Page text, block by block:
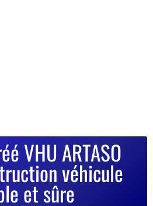
VHU ARTASO
véhicule
et sûre